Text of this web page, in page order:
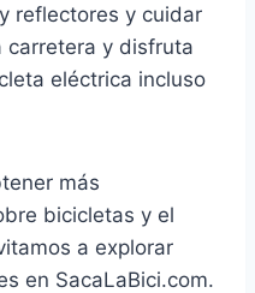
reflectores y cuidar
carretera y disfruta
eléctrica incluso
más
bicicletas y el
a explorar
en SacaLaBici.com.